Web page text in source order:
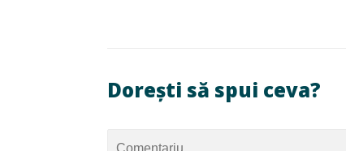
Dorești să spui ceva?